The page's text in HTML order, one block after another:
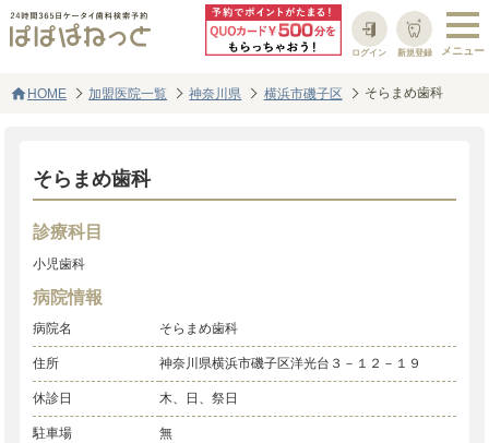
新規登録
ログイン
homeHOME 加盟医院一覧 神奈川県 横浜市磯子区 そらまめ歯科
そらまめ歯科
診療科目
小児歯科
病院情報
病院名 そらまめ歯科
住所 神奈川県横浜市磯子区洋光台３－１２－１９
休診日 木、日、祭日
駐車場 無